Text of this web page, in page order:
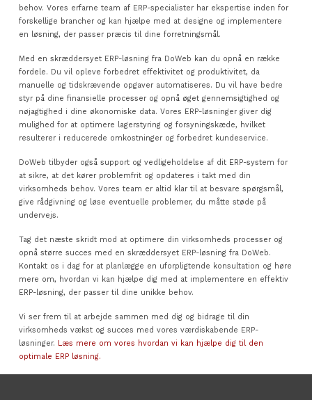
behov. Vores erfarne team af ERP-specialister har ekspertise inden for
forskellige brancher og kan hjælpe med at designe og implementere
en løsning, der passer præcis til dine forretningsmål.
Med en skræddersyet ERP-løsning fra DoWeb kan du opnå en række
fordele. Du vil opleve forbedret effektivitet og produktivitet, da
manuelle og tidskrævende opgaver automatiseres. Du vil have bedre
styr på dine finansielle processer og opnå øget gennemsigtighed og
nøjagtighed i dine økonomiske data. Vores ERP-løsninger giver dig
mulighed for at optimere lagerstyring og forsyningskæde, hvilket
resulterer i reducerede omkostninger og forbedret kundeservice.
DoWeb tilbyder også support og vedligeholdelse af dit ERP-system for
at sikre, at det kører problemfrit og opdateres i takt med din
virksomheds behov. Vores team er altid klar til at besvare spørgsmål,
give rådgivning og løse eventuelle problemer, du måtte støde på
undervejs.
Tag det næste skridt mod at optimere din virksomheds processer og
opnå større succes med en skræddersyet ERP-løsning fra DoWeb.
Kontakt os i dag for at planlægge en uforpligtende konsultation og høre
mere om, hvordan vi kan hjælpe dig med at implementere en effektiv
ERP-løsning, der passer til dine unikke behov.
Vi ser frem til at arbejde sammen med dig og bidrage til din
virksomheds vækst og succes med vores værdiskabende ERP-
løsninger. Læs mere om vores hvordan vi kan hjælpe dig til den
optimale ERP løsning.